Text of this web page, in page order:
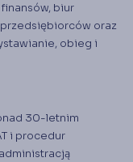
biur
oraz
obieg i
30-letnim
i procedur